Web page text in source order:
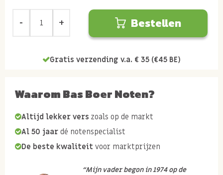
Bestellen
Gratis verzending v.a. € 35 (€45 BE)
Waarom Bas Boer Noten?
Altijd lekker vers zoals op de markt
Al 50 jaar dé notenspecialist
De beste kwaliteit voor marktprijzen
“Mijn vader begon in 1974 op de